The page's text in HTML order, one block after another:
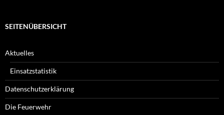
SEITENÜBERSICHT
Aktuelles
Einsatzstatistik
Datenschutzerklärung
Die Feuerwehr